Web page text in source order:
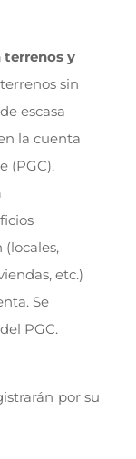
terrenos y
sin
escasa
la cuenta
(PGC).
etc.)
Se
PGC.
por su